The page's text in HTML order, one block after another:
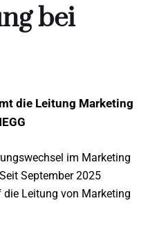
bei
die Leitung Marketing
im Marketing
September 2025
Leitung von Marketing